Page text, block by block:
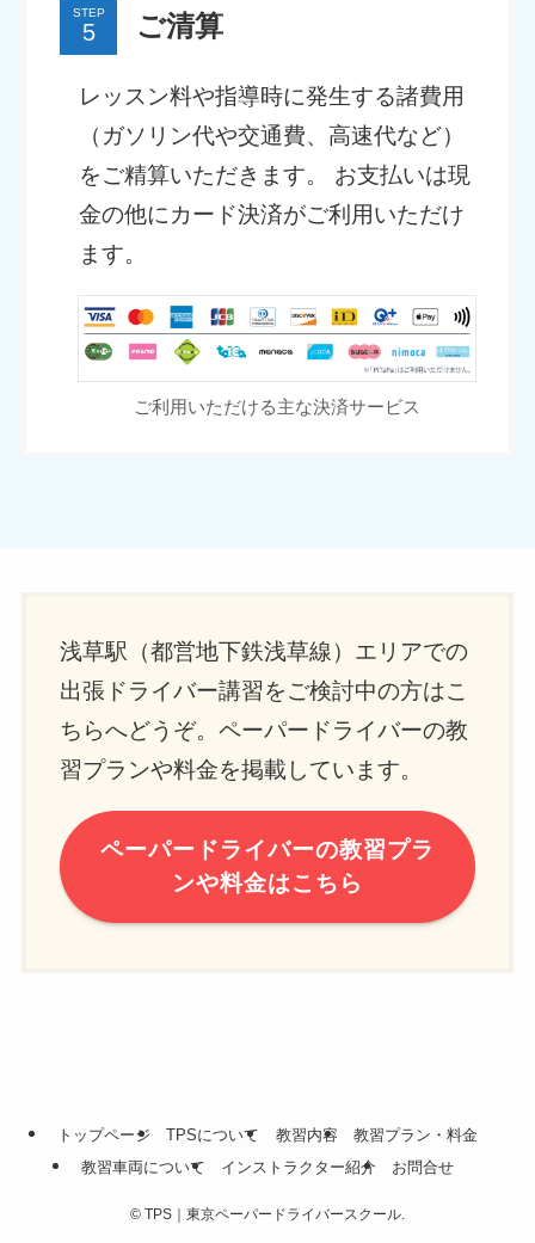
STEP ご清算
レッスン料や指導時に発生する諸費用
（ガソリン代や交通費、高速代など）
をご精算いただきます。 お支払いは現
金の他にカード決済がご利用いただけ
ます。
ご利用いただける主な決済サービス
浅草駅（都営地下鉄浅草線）エリアでの
出張ドライバー講習をご検討中の方はこ
ちらへどうぞ。ペーパードライバーの教
習プランや料金を掲載しています。
ペーパードライバーの教習プラ
ンや料金はこちら
トップページ TPSについて 教習内容
教習プラン・料金
教習車両について
インストラクター紹介 お問合せ
© TPS｜東京ペーパードライバースクール.